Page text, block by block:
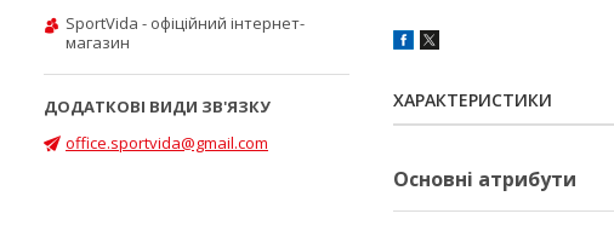
ХАРАКТЕРИСТИКИ
Основні атрибути
SportVida - офіційний інтернет-
магазин
office.sportvida@gmail.com